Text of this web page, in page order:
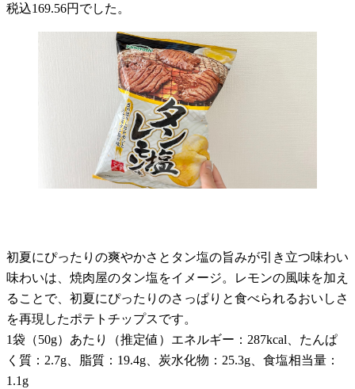
税込169.56円でした。
初夏にぴったりの爽やかさとタン塩の旨みが引き立つ味わい
味わいは、焼肉屋のタン塩をイメージ。レモンの風味を加え
ることで、初夏にぴったりのさっぱりと食べられるおいしさ
を再現したポテトチップスです。
1袋（50g）あたり（推定値）エネルギー：287kcal、たんぱ
く質：2.7g、脂質：19.4g、炭水化物：25.3g、食塩相当量：
1.1g